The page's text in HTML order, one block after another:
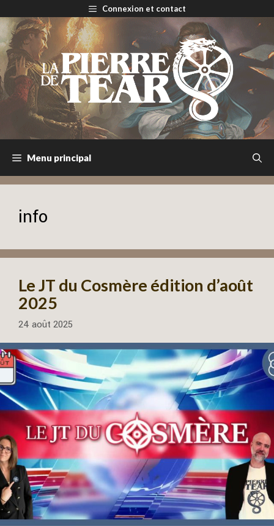
au
contenu
Connexion et contact
Menu principal
info
Le JT du Cosmère édition d’août
2025
24 août 2025